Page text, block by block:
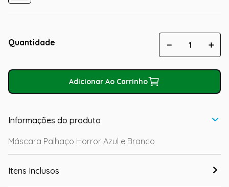
Quantidade ＋
－
Adicionar Ao Carrinho
Informações do produto
Máscara Palhaço Horror Azul e Branco
Itens Inclusos